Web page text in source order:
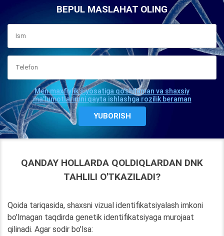
BEPUL MASLAHAT OLING
Men maxfiylik siyosatiga qo'shilaman va shaxsiy
ma'lumotlarimni qayta ishlashga rozilik beraman
QANDAY HOLLARDA QOLDIQLARDAN DNK
TAHLILI O'TKAZILADI?
Qoida tariqasida, shaxsni vizual identifikatsiyalash imkoni
bo’lmagan taqdirda genetik identifikatsiyaga murojaat
qilinadi. Agar sodir bo’lsa: